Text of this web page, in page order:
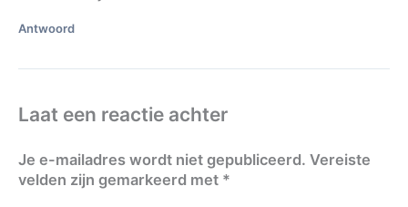
Antwoord
Laat een reactie achter
Je e-mailadres wordt niet gepubliceerd. Vereiste
velden zijn gemarkeerd met *